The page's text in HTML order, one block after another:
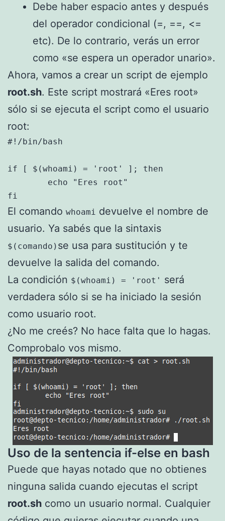
Debe haber espacio antes y después
del operador condicional (=, ==, <=
etc). De lo contrario, verás un error
como «se espera un operador unario».
Ahora, vamos a crear un script de ejemplo
root.sh. Este script mostrará «Eres root»
sólo si se ejecuta el script como el usuario
root:
#!/bin/bash
if [ $(whoami) = 'root' ]; then
fi
El comando whoami devuelve el nombre de
usuario. Ya sabés que la sintaxis
$(comando) se usa para sustitución y te
devuelve la salida del comando.
La condición $(whoami) = 'root' será
verdadera sólo si se ha iniciado la sesión
como usuario root.
¿No me creés? No hace falta que lo hagas.
Comprobalo vos mismo.
Uso de la sentencia if-else en bash
Puede que hayas notado que no obtienes
ninguna salida cuando ejecutas el script
root.sh como un usuario normal. Cualquier